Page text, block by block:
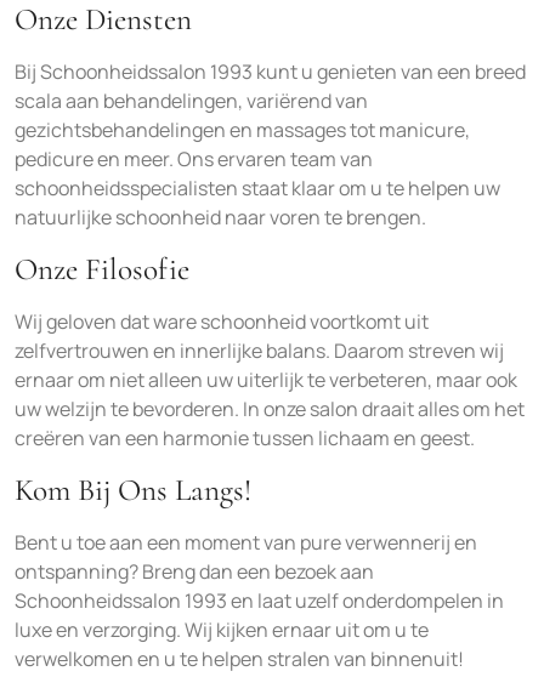
Onze Diensten
Bij Schoonheidssalon 1993 kunt u genieten van een breed
scala aan behandelingen, variërend van
gezichtsbehandelingen en massages tot manicure,
pedicure en meer. Ons ervaren team van
schoonheidsspecialisten staat klaar om u te helpen uw
natuurlijke schoonheid naar voren te brengen.
Onze Filosofie
Wij geloven dat ware schoonheid voortkomt uit
zelfvertrouwen en innerlijke balans. Daarom streven wij
ernaar om niet alleen uw uiterlijk te verbeteren, maar ook
uw welzijn te bevorderen. In onze salon draait alles om het
creëren van een harmonie tussen lichaam en geest.
Kom Bij Ons Langs!
Bent u toe aan een moment van pure verwennerij en
ontspanning? Breng dan een bezoek aan
Schoonheidssalon 1993 en laat uzelf onderdompelen in
luxe en verzorging. Wij kijken ernaar uit om u te
verwelkomen en u te helpen stralen van binnenuit!